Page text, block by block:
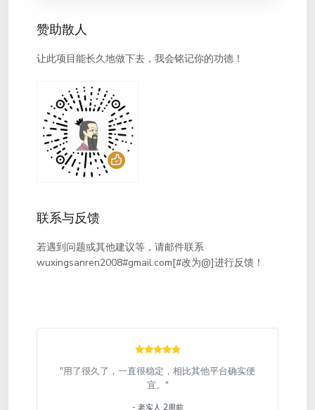
赞助散人
让此项目能长久地做下去，我会铭记你的功德！
联系与反馈
若遇到问题或其他建议等，请邮件联系
wuxingsanren2008#gmail.com[#改为@]进行反馈！
"用了很久了，一直很稳定，相比其他平台确实便
宜。"
- 老实人 2周前